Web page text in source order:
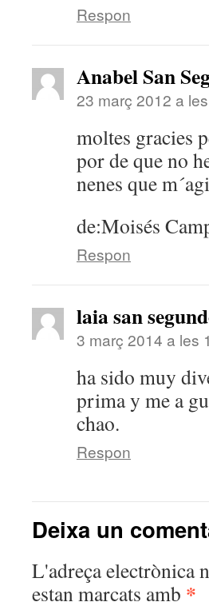
Respon
Anabel San
23 març 2012 a
moltes gracies
por de que no
nenes que
de:Moisés
Respon
laia san
3 març 2014 a les
ha sido muy
prima y me a
chao.
Respon
Deixa un
L'adreça electrònica
estan marcats amb *